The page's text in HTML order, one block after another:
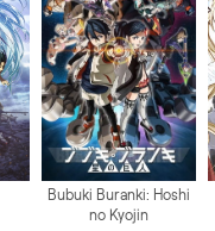
Bubuki Buranki: Hoshi
no Kyojin